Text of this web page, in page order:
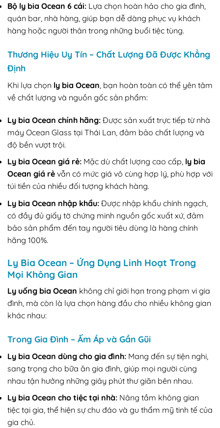
Bộ ly bia Ocean 6 cái: Lựa chọn hoàn hảo cho gia đình,
quán bar, nhà hàng, giúp bạn dễ dàng phục vụ khách
hàng hoặc người thân trong những buổi tiệc tùng.
Thương Hiệu Uy Tín – Chất Lượng Đã Được Khẳng
Định
Khi lựa chọn ly bia Ocean , bạn hoàn toàn có thể yên tâm
về chất lượng và nguồn gốc sản phẩm:
Ly bia Ocean chính hãng: Được sản xuất trực tiếp từ nhà
máy Ocean Glass tại Thái Lan, đảm bảo chất lượng và
độ bền vượt trội.
Ly bia Ocean giá rẻ: Mặc dù chất lượng cao cấp, ly bia
Ocean giá rẻ vẫn có mức giá vô cùng hợp lý, phù hợp với
túi tiền của nhiều đối tượng khách hàng.
Ly bia Ocean nhập khẩu: Được nhập khẩu chính ngạch,
có đầy đủ giấy tờ chứng minh nguồn gốc xuất xứ, đảm
bảo sản phẩm đến tay người tiêu dùng là hàng chính
hãng 100%.
Ly Bia Ocean – Ứng Dụng Linh Hoạt Trong
Mọi Không Gian
Ly uống bia Ocean không chỉ giới hạn trong phạm vi gia
đình, mà còn là lựa chọn hàng đầu cho nhiều không gian
khác nhau:
Trong Gia Đình – Ấm Áp và Gần Gũi
Ly bia Ocean dùng cho gia đình: Mang đến sự tiện nghi,
sang trọng cho bữa ăn gia đình, giúp mọi người cùng
nhau tận hưởng những giây phút thư giãn bên nhau.
Ly bia Ocean cho tiệc tại nhà: Nâng tầm không gian
tiệc tại gia, thể hiện sự chu đáo và gu thẩm mỹ tinh tế của
gia chủ.